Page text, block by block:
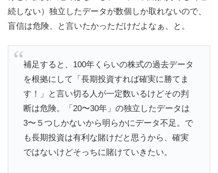
続しない）独立したデータが数個しか取れないので、
盲信は危険、と言いたかっただけだよなぁ、と。
補足すると、100年くらいの株式の過去データ
を根拠にして「長期投資すれば確実に勝てま
す！」と言い切る人が一定数いるけどその判
断は危険。「20〜30年」の独立したデータは
3〜５つしかないから明らかにデータ不足。で
も長期投資は有利な賭けだと思うから、確実
ではないけどそっちに賭けていきたい。